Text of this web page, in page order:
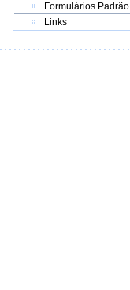
Formulários Padrão
Links